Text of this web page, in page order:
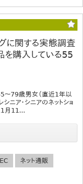
グに関する実態調査
を購入している55
～79歳男女（直近1年以
ニア・シニアのネットショ
月11...
EC ネット通販